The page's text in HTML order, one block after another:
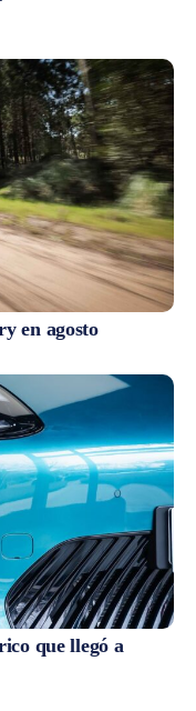
en agosto
que llegó a